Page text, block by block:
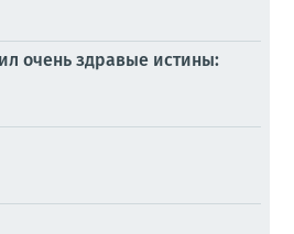
очень здравые истины: